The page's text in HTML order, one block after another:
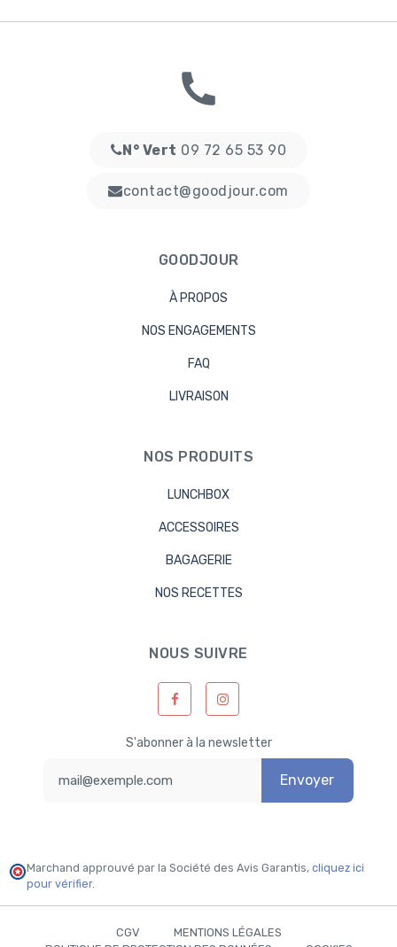
N° Vert 09 72 65 53 90
contact@goodjour.com
GOODJOUR
À PROPOS
NOS ENGAGEMENTS
FAQ
LIVRAISON
NOS PRODUITS
LUNCHBOX
ACCESSOIRES
BAGAGERIE
NOS RECETTES
NOUS SUIVRE
S'abonner à la newsletter
Envoyer
Marchand approuvé par la Société des Avis Garantis, cliquez ici
pour vérifier.
CGV
MENTIONS LÉGALES